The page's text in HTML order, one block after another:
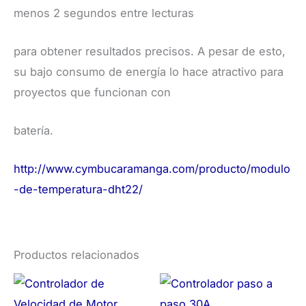
menos 2 segundos entre lecturas
para obtener resultados precisos. A pesar de esto,
su bajo consumo de energía lo hace atractivo para
proyectos que funcionan con
batería.
http://www.cymbucaramanga.com/producto/modulo
-de-temperatura-dht22/
Productos relacionados